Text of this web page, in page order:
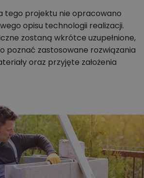
tego projektu nie opracowano
opisu technologii realizacji.
zostaną wkrótce uzupełnione,
poznać zastosowane rozwiązania
oraz przyjęte założenia